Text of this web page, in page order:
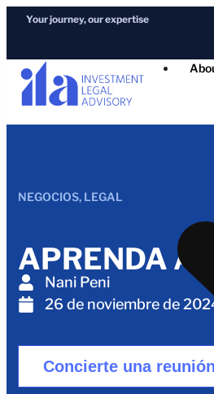
Your journey, our expertise
NEGOCIOS, LEGAL
APRENDA A
Nani Peni
26 de noviembre de
Concierte una